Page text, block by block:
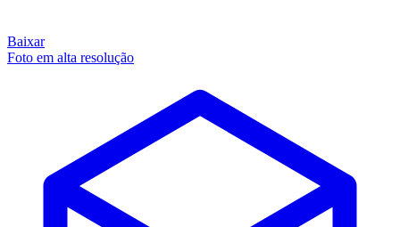
Baixar
Foto em alta resolução